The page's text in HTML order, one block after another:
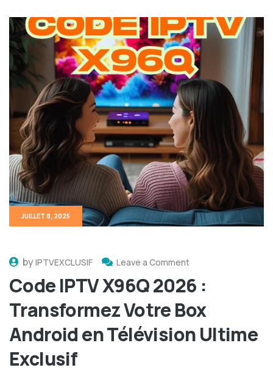
JUILLET 8, 2025
byIPTVEXCLUSIF Leave a Comment
Code IPTV X96Q 2026 :
Transformez Votre Box
Android en Télévision Ultime
Exclusif